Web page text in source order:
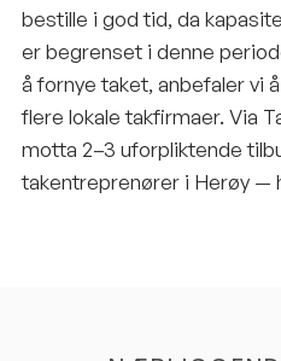
bestille i god tid, da
er begrenset i denne
å fornye taket, anbefaler vi
flere lokale takfirmaer. Via
motta 2–3 uforpliktende
takentreprenører i Herøy —